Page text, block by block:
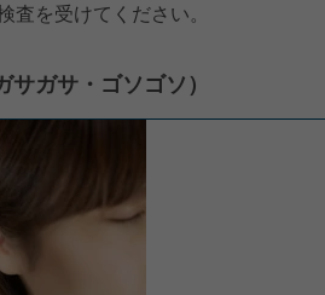
査を受けてください。
ガサ・ゴソゴソ）